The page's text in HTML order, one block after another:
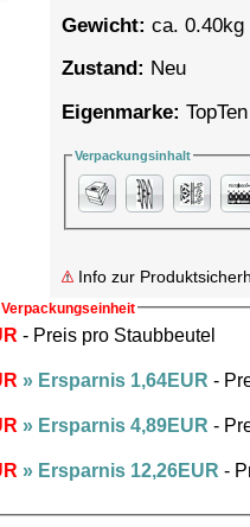
Gewicht: ca. 0.40kg
Zustand: Neu
Eigenmarke: TopTen
Verpackungsinhalt
Info zur
- Preis pro Staubbeutel
» Ersparnis 1,64EUR -
» Ersparnis 4,89EUR -
» Ersparnis 12,26EUR -